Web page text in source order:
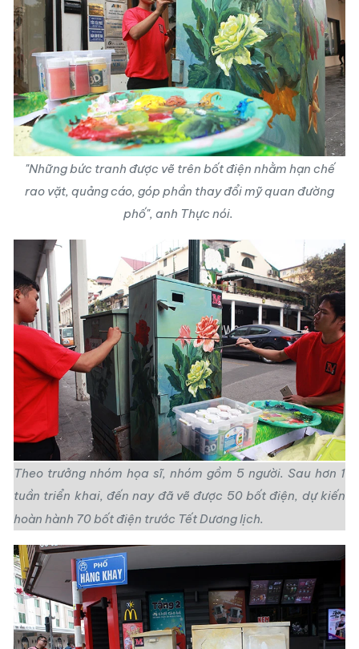
"Những bức tranh được vẽ trên bốt điện nhằm hạn chế
rao vặt, quảng cáo, góp phần thay đổi mỹ quan đường
phố", anh Thực nói.
Theo trưởng nhóm họa sĩ, nhóm gồm 5 người. Sau hơn 1
tuần triển khai, đến nay đã vẽ được 50 bốt điện, dự kiến
hoàn hành 70 bốt điện trước Tết Dương lịch.